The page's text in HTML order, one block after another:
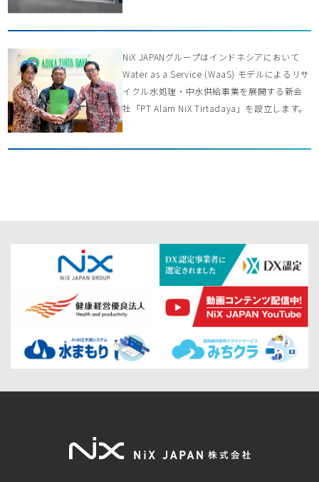
NiX JAPANグループはインドネシアにおいて
Water as a Service (WaaS) モデルによるリサ
イクル水処理・中水供給事業を展開する新会
社「PT Alam NiX Tirtadaya」を設立します。